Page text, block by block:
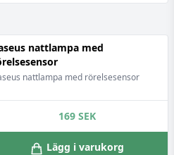
nattlampa med
nattlampa med rörelsesensor
169 SEK
Lägg i varukorg